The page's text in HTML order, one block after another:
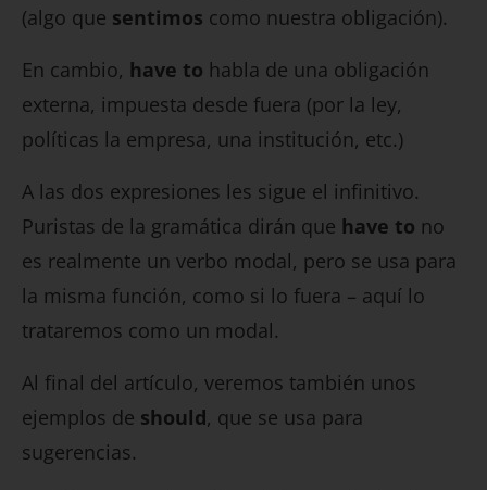
(algo que sentimos como nuestra obligación).
En cambio, have to habla de una obligación
externa, impuesta desde fuera (por la ley,
políticas la empresa, una institución, etc.)
A las dos expresiones les sigue el infinitivo.
Puristas de la gramática dirán que have to no
es realmente un verbo modal, pero se usa para
la misma función, como si lo fuera – aquí lo
trataremos como un modal.
Al final del artículo, veremos también unos
ejemplos de should, que se usa para
sugerencias.